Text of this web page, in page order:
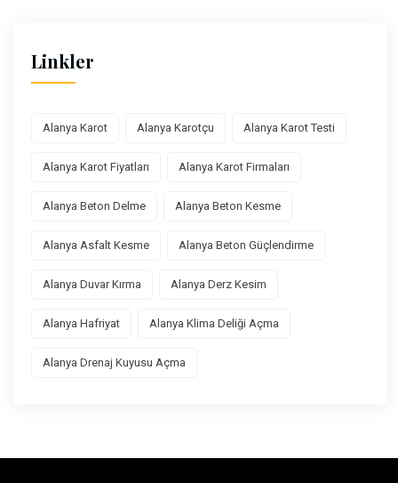
Linkler
Alanya Karot Alanya Karotçu Alanya Karot Testi
Alanya Karot Fiyatları Alanya Karot Firmaları
Alanya Beton Delme Alanya Beton Kesme
Alanya Asfalt Kesme Alanya Beton Güçlendirme
Alanya Duvar Kırma Alanya Derz Kesim
Alanya Hafriyat Alanya Klima Deliği Açma
Alanya Drenaj Kuyusu Açma